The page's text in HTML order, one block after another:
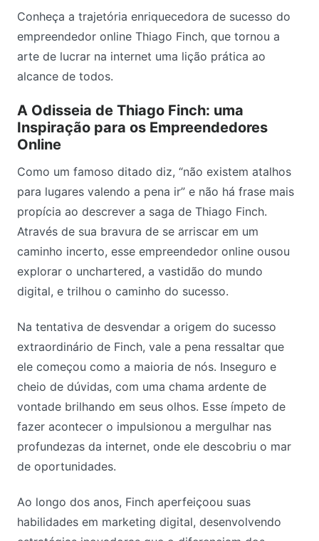
Conheça a trajetória enriquecedora de sucesso do
empreendedor online Thiago Finch, que tornou a
arte de lucrar na internet uma lição prática ao
alcance de todos.
A Odisseia de Thiago Finch: uma
Inspiração para os Empreendedores
Online
Como um famoso ditado diz, “não existem atalhos
para lugares valendo a pena ir” e não há frase mais
propícia ao descrever a saga de Thiago Finch.
Através de sua bravura de se arriscar em um
caminho incerto, esse empreendedor online ousou
explorar o unchartered, a vastidão do mundo
digital, e trilhou o caminho do sucesso.
Na tentativa de desvendar a origem do sucesso
extraordinário de Finch, vale a pena ressaltar que
ele começou como a maioria de nós. Inseguro e
cheio de dúvidas, com uma chama ardente de
vontade brilhando em seus olhos. Esse ímpeto de
fazer acontecer o impulsionou a mergulhar nas
profundezas da internet, onde ele descobriu o mar
de oportunidades.
Ao longo dos anos, Finch aperfeiçoou suas
habilidades em marketing digital, desenvolvendo